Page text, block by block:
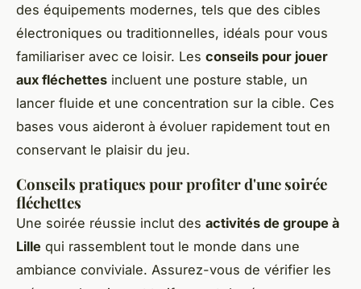
des équipements modernes, tels que des cibles
électroniques ou traditionnelles, idéals pour vous
familiariser avec ce loisir. Les conseils pour jouer
aux fléchettes incluent une posture stable, un
lancer fluide et une concentration sur la cible. Ces
bases vous aideront à évoluer rapidement tout en
conservant le plaisir du jeu.
Conseils pratiques pour profiter d'une soirée
fléchettes
Une soirée réussie inclut des activités de groupe à
Lille qui rassemblent tout le monde dans une
ambiance conviviale. Assurez-vous de vérifier les